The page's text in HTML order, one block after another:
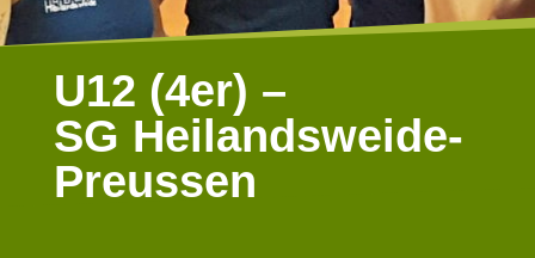
U12 (4er) –
SG Heilandsweide-
Preussen